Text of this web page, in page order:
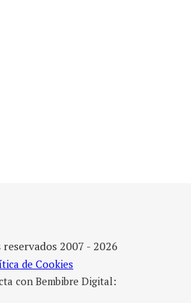
2007 - 2026
de Cookies
con Bembibre Digital: